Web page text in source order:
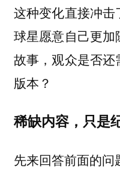
这种变化直接冲
球星愿意自己更
故事，观众是否还
版本？
稀缺内容，只是
先来回答前面的